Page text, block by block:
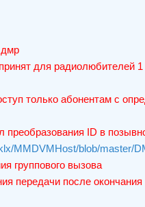
дмр
для радиолюбителей 1
только абонентам с
преобразования ID в
MMDVMHost/blob/master/
группового вызова
передачи после